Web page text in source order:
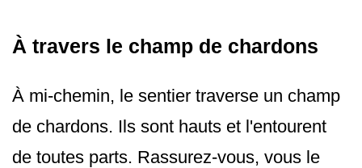
À travers le champ de chardons
À mi-chemin, le sentier traverse un champ
de chardons. Ils sont hauts et l'entourent
de toutes parts. Rassurez-vous, vous le